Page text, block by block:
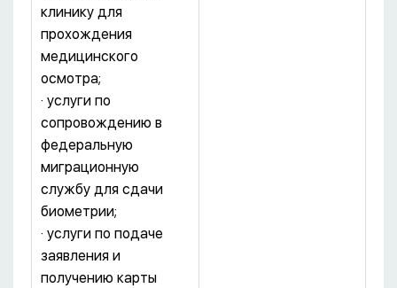
клинику для
прохождения
медицинского
осмотра;
· услуги по
сопровождению в
федеральную
миграционную
службу для сдачи
биометрии;
· услуги по подаче
заявления и
получению карты